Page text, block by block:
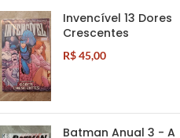
Invencível 13 Dores
Crescentes
R$45,00
Batman Anual 3 - A